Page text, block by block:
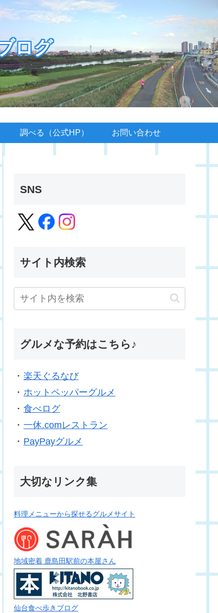
ログ
調べる（公式HP） お問い合わせ
SNS
サイト内検索
グルメな予約はこちら♪
・ 楽天ぐるなび
・ ホットペッパーグルメ
・ 食べログ
・ 一休.comレストラン
・ PayPayグルメ
大切なリンク集
料理メニューから探せるグルメサイト
地域密着 鹿島田駅前の本屋さん
仙台食べ歩きブログ